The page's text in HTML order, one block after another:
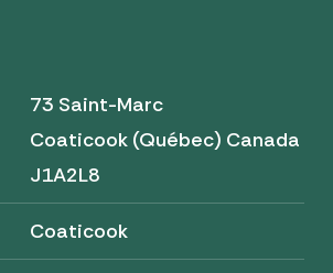
73 Saint-Marc
Coaticook (Québec) Canada
J1A2L8
Coaticook